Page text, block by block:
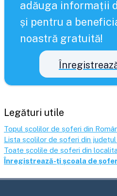
adăuga informații
și pentru a
noastră gratuită!
Legături utile
Topul școlilor de șoferi din
Lista școlilor de șoferi din județul
Toate școlile de șoferi din
Înregistrează-ți școala de